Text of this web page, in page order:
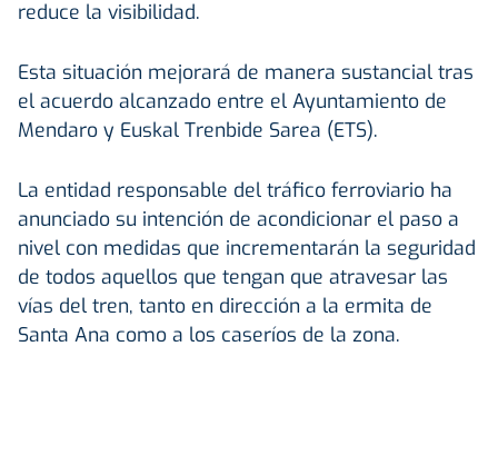
reduce la visibilidad.
Esta situación mejorará de manera sustancial tras
el acuerdo alcanzado entre el Ayuntamiento de
Mendaro y Euskal Trenbide Sarea (ETS).
La entidad responsable del tráfico ferroviario ha
anunciado su intención de acondicionar el paso a
nivel con medidas que incrementarán la seguridad
de todos aquellos que tengan que atravesar las
vías del tren, tanto en dirección a la ermita de
Santa Ana como a los caseríos de la zona.